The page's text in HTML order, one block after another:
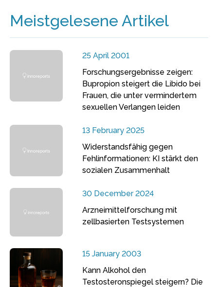
Meistgelesene Artikel
25 April 2001
Forschungsergebnisse zeigen:
Bupropion steigert die Libido bei
Frauen, die unter vermindertem
sexuellen Verlangen leiden
13 February 2025
Widerstandsfähig gegen
Fehlinformationen: KI stärkt den
sozialen Zusammenhalt
30 December 2024
Arzneimittelforschung mit
zellbasierten Testsystemen
15 January 2003
Kann Alkohol den
Testosteronspiegel steigern? Die